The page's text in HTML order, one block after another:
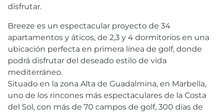
disfrutar.
Breeze es un espectacular proyecto de 34
apartamentos y áticos, de 2,3 y 4 dormitorios en una
ubicación perfecta en primera línea de golf, donde
podrá disfrutar del deseado estilo de vida
mediterráneo.
Situado en la zona Alta de Guadalmina, en Marbella,
uno de los rincones más espectaculares de la Costa
del Sol, con más de 70 campos de golf, 300 días de